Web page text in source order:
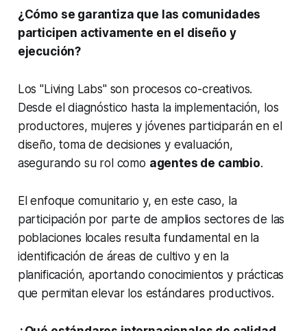
¿Cómo se garantiza que las comunidades
participen activamente en el diseño y
ejecución?
Los "Living Labs" son procesos co-creativos.
Desde el diagnóstico hasta la implementación, los
productores, mujeres y jóvenes participarán en el
diseño, toma de decisiones y evaluación,
asegurando su rol como agentes de cambio.
El enfoque comunitario y, en este caso, la
participación por parte de amplios sectores de las
poblaciones locales resulta fundamental en la
identificación de áreas de cultivo y en la
planificación, aportando conocimientos y prácticas
que permitan elevar los estándares productivos.